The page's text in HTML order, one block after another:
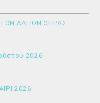
ΑΔΕΙΩΝ ΘΗΡΑΣ
2026
2026